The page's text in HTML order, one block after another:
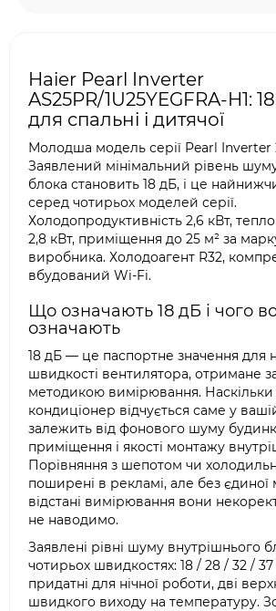
Haier Pearl Inverter
AS25PR/1U25YEGFRA-H1:
для спальні і дитячої
Молодша модель серії Pearl Inverter
Заявлений мінімальний рівень
блока становить 18 дБ, і це
серед чотирьох моделей серії.
Холодопродуктивність 2,6 кВт,
2,8 кВт, приміщення до 25 м² за
виробника. Холодоагент R32,
вбудований Wi-Fi.
Що означають 18 дБ і чого
означають
18 дБ — це паспортне значення для
швидкості вентилятора, отримане
методикою вимірювання. Наскільки
кондиціонер відчується саме у
залежить від фонового шуму
приміщення і якості монтажу
Порівняння з шепотом чи
поширені в рекламі, але без єдиної
відстані вимірювання вони
не наводимо.
Заявлені рівні шуму внутрішнього
чотирьох швидкостях: 18 / 28 / 32 /
придатні для нічної роботи, дві
швидкого виходу на температуру.